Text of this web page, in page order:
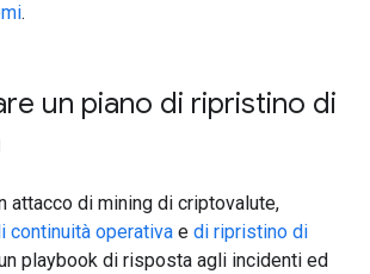
.
un piano di ripristino di
attacco di mining di criptovalute,
continuità operativa e di ripristino di
playbook di risposta agli incidenti ed